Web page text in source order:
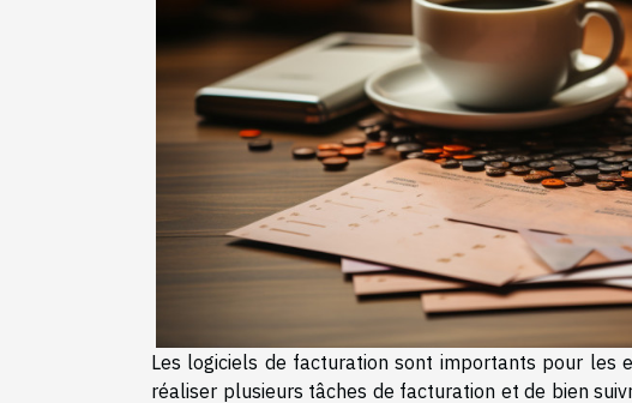
Les logiciels de facturation sont importants pour
réaliser plusieurs tâches de facturation et de bien